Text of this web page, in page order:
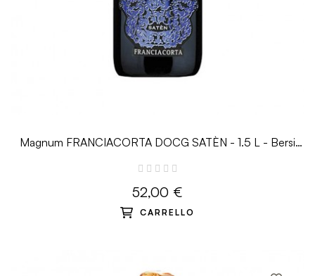
Magnum FRANCIACORTA DOCG SATÈN - 1.5 L - Bersi
52,00 €
CARRELLO